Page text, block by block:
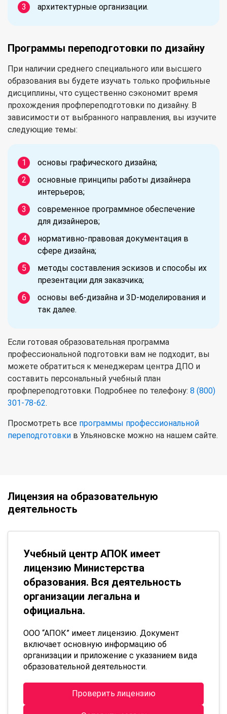
архитектурные организации.
Программы переподготовки по дизайну
При наличии среднего специального или высшего
образования вы будете изучать только профильные
дисциплины, что существенно сэкономит время
прохождения профпереподготовки по дизайну. В
зависимости от выбранного направления, вы изучите
следующие темы:
основы графического дизайна;
основные принципы работы дизайнера
интерьеров;
современное программное обеспечение
для дизайнеров;
нормативно-правовая документация в
сфере дизайна;
методы составления эскизов и способы их
презентации для заказчика;
основы веб-дизайна и 3D-моделирования и
так далее.
Если готовая образовательная программа
профессиональной подготовки вам не подходит, вы
можете обратиться к менеджерам центра ДПО и
составить персональный учебный план
профпереподготовки. Подробнее по телефону: 8 (800)
301-78-62.
Просмотреть все программы профессиональной
переподготовки в Ульяновске можно на нашем сайте.
Лицензия на образовательную
деятельность
Учебный центр АПОК имеет
лицензию Министерства
образования. Вся деятельность
организации легальна и
официальна.
ООО “АПОК” имеет лицензию. Документ
включает основную информацию об
организации и приложение с указанием вида
образовательной деятельности.
Проверить лицензию